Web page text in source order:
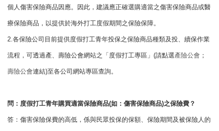
個人傷害保險商品因應。因此，建議應正確選購適當之傷害保險商品或醫
療保險商品，以提供於海外打工度假期間之保險保障。
2.各保險公司目前提供度假打工青年投保之保險商品種類及投、續保作業
流程，可透過產、壽險公會網站之「度假打工專區」(請點選產險公會 ；
壽險公會連結)至各公司網站專區查詢。
問：度假打工青年購買適當保險商品(如：傷害保險商品)之保險費？
答：傷害保險保費的高低，係與民眾投保的保額、保險期間及被保險人的